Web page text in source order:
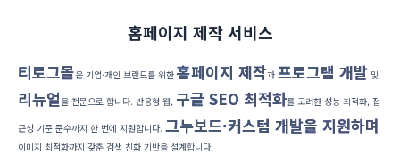
홈페이지 제작 서비스
티로그몰은 기업·개인 브랜드를 위한 홈페이지 제작과 프로그램 개발 및
리뉴얼 을 전문으로 합니다. 반응형 웹, 구글 SEO 최적화를 고려한 성능 최적화, 접
근성 기준 준수까지 한 번에 지원합니다. 그누보드·커스텀 개발을 지원하며
이미지 최적화까지 갖춘 검색 친화 기반을 설계합니다.